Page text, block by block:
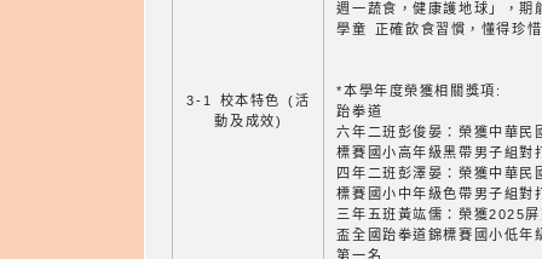
3-1 校本特色 (活
動及成效)
週一蔬食，健康護地球」，期
學童 正確飲食習慣，懂得珍
*本學年度榮獲相關獎項:
跆拳道
六年二班彭俊晏：榮獲中華
標賽國小高年級黑帶男子組對
四年二班彭澤晏：榮獲中華
標賽國小中年級色帶男子組對
三年五班黃竑儒：榮獲2025
盃全國跆拳道錦標賽國小低年
第一名